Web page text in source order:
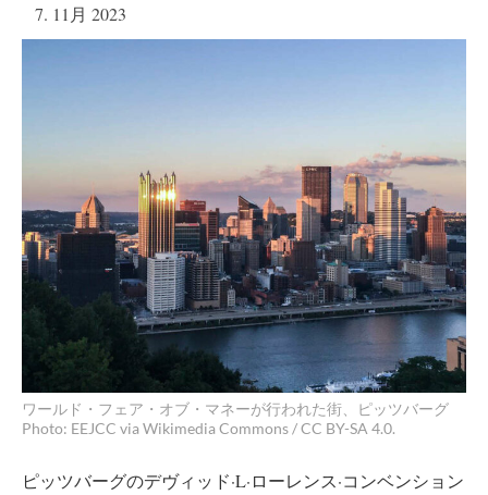
7. 11月 2023
ワールド・フェア・オブ・マネーが行われた街、ピッツバーグ
Photo: EEJCC via Wikimedia Commons / CC BY-SA 4.0.
ピッツバーグのデヴィッド·L·ローレンス·コンベンション